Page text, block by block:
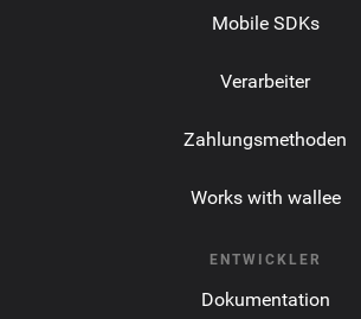
Mobile SDKs
Verarbeiter
Zahlungsmethoden
Works with wallee
ENTWICKLER
Dokumentation